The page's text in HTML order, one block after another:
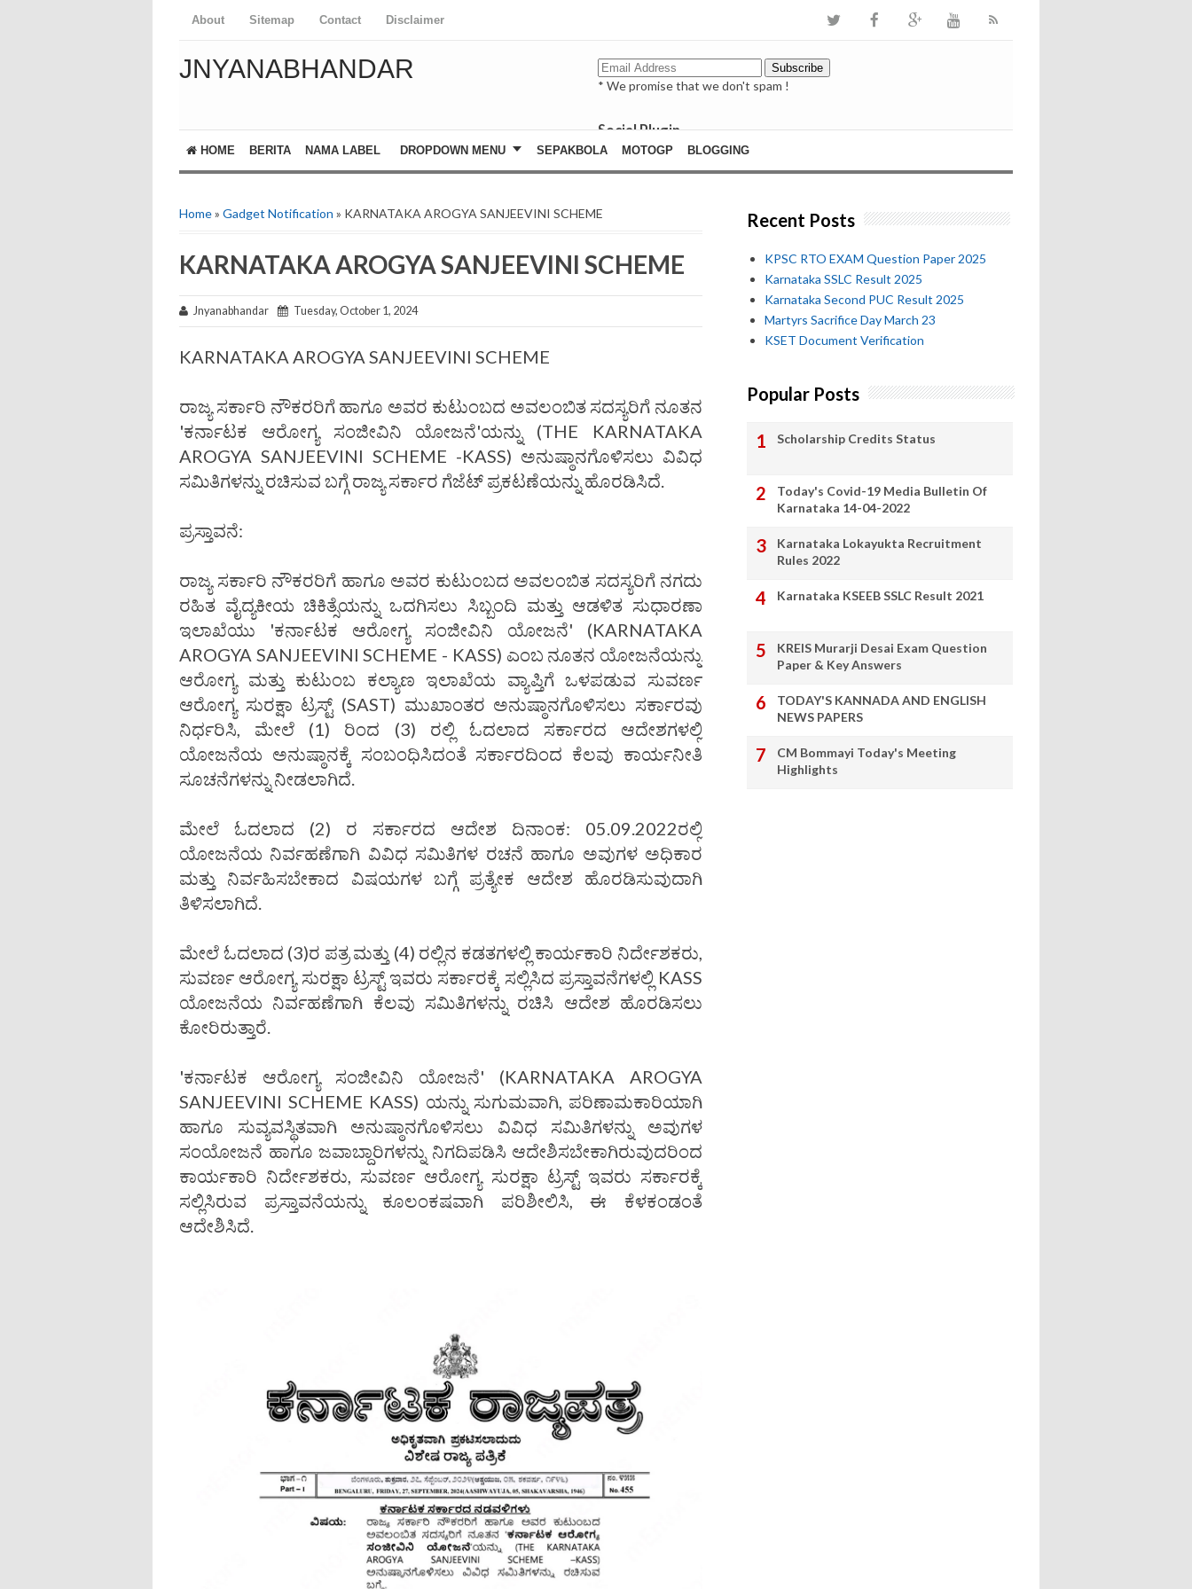
About Sitemap Contact Disclaimer
JNYANABHANDAR
* We promise that we don't spam !
Social Plugin
facebook
whatsapp
HOME BERITA NAMA LABEL DROPDOWN MENU SEPAKBOLA MOTOGP BLOGGING
Home» Gadget Notification » KARNATAKA AROGYA SANJEEVINI SCHEME
KARNATAKA AROGYA SANJEEVINI SCHEME
Jnyanabhandar Tuesday, October 1, 2024
KARNATAKA AROGYA SANJEEVINI SCHEME
ರಾಜ್ಯ ಸರ್ಕಾರಿ ನೌಕರರಿಗೆ ಹಾಗೂ ಅವರ ಕುಟುಂಬದ ಅವಲಂಬಿತ ಸದಸ್ಯರಿಗೆ ನೂತನ
'ಕರ್ನಾಟಕ ಆರೋಗ್ಯ ಸಂಜೀವಿನಿ ಯೋಜನೆ'ಯನ್ನು (THE KARNATAKA
AROGYA SANJEEVINI SCHEME -KASS) ಅನುಷ್ಠಾನಗೊಳಿಸಲು ವಿವಿಧ
ಸಮಿತಿಗಳನ್ನು ರಚಿಸುವ ಬಗ್ಗೆ ರಾಜ್ಯ ಸರ್ಕಾರ ಗೆಜೆಟ್ ಪ್ರಕಟಣೆಯನ್ನು ಹೊರಡಿಸಿದೆ.
ಪ್ರಸ್ತಾವನೆ:
ರಾಜ್ಯ ಸರ್ಕಾರಿ ನೌಕರರಿಗೆ ಹಾಗೂ ಅವರ ಕುಟುಂಬದ ಅವಲಂಬಿತ ಸದಸ್ಯರಿಗೆ ನಗದು
ರಹಿತ ವೈದ್ಯಕೀಯ ಚಿಕಿತ್ಸೆಯನ್ನು ಒದಗಿಸಲು ಸಿಬ್ಬಂದಿ ಮತ್ತು ಆಡಳಿತ ಸುಧಾರಣಾ
ಇಲಾಖೆಯು 'ಕರ್ನಾಟಕ ಆರೋಗ್ಯ ಸಂಜೀವಿನಿ ಯೋಜನೆ' (KARNATAKA
AROGYA SANJEEVINI SCHEME - KASS) ಎಂಬ ನೂತನ ಯೋಜನೆಯನ್ನು
ಆರೋಗ್ಯ ಮತ್ತು ಕುಟುಂಬ ಕಲ್ಯಾಣ ಇಲಾಖೆಯ ವ್ಯಾಪ್ತಿಗೆ ಒಳಪಡುವ ಸುವರ್ಣ
ಆರೋಗ್ಯ ಸುರಕ್ಷಾ ಟ್ರಸ್ಟ್ (SAST) ಮುಖಾಂತರ ಅನುಷ್ಠಾನಗೊಳಿಸಲು ಸರ್ಕಾರವು
ನಿರ್ಧರಿಸಿ, ಮೇಲೆ (1) ರಿಂದ (3) ರಲ್ಲಿ ಓದಲಾದ ಸರ್ಕಾರದ ಆದೇಶಗಳಲ್ಲಿ
ಯೋಜನೆಯ ಅನುಷ್ಠಾನಕ್ಕೆ ಸಂಬಂಧಿಸಿದಂತೆ ಸರ್ಕಾರದಿಂದ ಕೆಲವು ಕಾರ್ಯನೀತಿ
ಸೂಚನೆಗಳನ್ನು ನೀಡಲಾಗಿದೆ.
ಮೇಲೆ ಓದಲಾದ (2) ರ ಸರ್ಕಾರದ ಆದೇಶ ದಿನಾಂಕ: 05.09.2022ರಲ್ಲಿ
ಯೋಜನೆಯ ನಿರ್ವಹಣೆಗಾಗಿ ವಿವಿಧ ಸಮಿತಿಗಳ ರಚನೆ ಹಾಗೂ ಅವುಗಳ ಅಧಿಕಾರ
ಮತ್ತು ನಿರ್ವಹಿಸಬೇಕಾದ ವಿಷಯಗಳ ಬಗ್ಗೆ ಪ್ರತ್ಯೇಕ ಆದೇಶ ಹೊರಡಿಸುವುದಾಗಿ
ತಿಳಿಸಲಾಗಿದೆ.
ಮೇಲೆ ಓದಲಾದ (3)ರ ಪತ್ರ ಮತ್ತು (4) ರಲ್ಲಿನ ಕಡತಗಳಲ್ಲಿ ಕಾರ್ಯಕಾರಿ ನಿರ್ದೇಶಕರು,
ಸುವರ್ಣ ಆರೋಗ್ಯ ಸುರಕ್ಷಾ ಟ್ರಸ್ಟ್ ಇವರು ಸರ್ಕಾರಕ್ಕೆ ಸಲ್ಲಿಸಿದ ಪ್ರಸ್ತಾವನೆಗಳಲ್ಲಿ KASS
ಯೋಜನೆಯ ನಿರ್ವಹಣೆಗಾಗಿ ಕೆಲವು ಸಮಿತಿಗಳನ್ನು ರಚಿಸಿ ಆದೇಶ ಹೊರಡಿಸಲು
ಕೋರಿರುತ್ತಾರೆ.
'ಕರ್ನಾಟಕ ಆರೋಗ್ಯ ಸಂಜೀವಿನಿ ಯೋಜನೆ' (KARNATAKA AROGYA
SANJEEVINI SCHEME KASS) ಯನ್ನು ಸುಗುಮವಾಗಿ, ಪರಿಣಾಮಕಾರಿಯಾಗಿ
ಹಾಗೂ ಸುವ್ಯವಸ್ಥಿತವಾಗಿ ಅನುಷ್ಠಾನಗೊಳಿಸಲು ವಿವಿಧ ಸಮಿತಿಗಳನ್ನು ಅವುಗಳ
ಸಂಯೋಜನೆ ಹಾಗೂ ಜವಾಬ್ದಾರಿಗಳನ್ನು ನಿಗದಿಪಡಿಸಿ ಆದೇಶಿಸಬೇಕಾಗಿರುವುದರಿಂದ
ಕಾರ್ಯಕಾರಿ ನಿರ್ದೇಶಕರು, ಸುವರ್ಣ ಆರೋಗ್ಯ ಸುರಕ್ಷಾ ಟ್ರಸ್ಟ್ ಇವರು ಸರ್ಕಾರಕ್ಕೆ
ಸಲ್ಲಿಸಿರುವ ಪ್ರಸ್ತಾವನೆಯನ್ನು ಕೂಲಂಕಷವಾಗಿ ಪರಿಶೀಲಿಸಿ, ಈ ಕೆಳಕಂಡಂತೆ
ಆದೇಶಿಸಿದೆ.
Recent Posts
KPSC RTO EXAM Question Paper 2025
Karnataka SSLC Result 2025
Karnataka Second PUC Result 2025
Martyrs Sacrifice Day March 23
KSET Document Verification
Popular Posts
Scholarship Credits Status
Today's Covid-19 Media Bulletin Of
Karnataka 14-04-2022
Karnataka Lokayukta Recruitment
Rules 2022
Karnataka KSEEB SSLC Result 2021
KREIS Murarji Desai Exam Question
Paper & Key Answers
TODAY'S KANNADA AND ENGLISH
NEWS PAPERS
CM Bommayi Today's Meeting
Highlights